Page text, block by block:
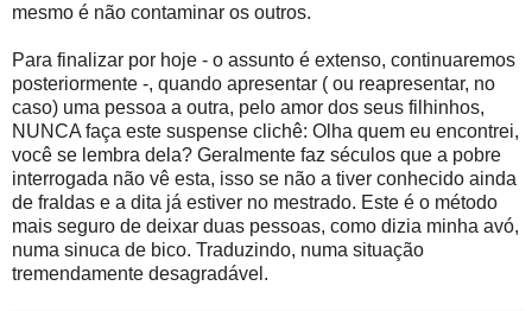
mesmo é não contaminar os outros.
Para finalizar por hoje - o assunto é extenso, continuaremos
posteriormente -, quando apresentar ( ou reapresentar, no
caso) uma pessoa a outra, pelo amor dos seus filhinhos,
NUNCA faça este suspense clichê: Olha quem eu encontrei,
você se lembra dela? Geralmente faz séculos que a pobre
interrogada não vê esta, isso se não a tiver conhecido ainda
de fraldas e a dita já estiver no mestrado. Este é o método
mais seguro de deixar duas pessoas, como dizia minha avó,
numa sinuca de bico. Traduzindo, numa situação
tremendamente desagradável.